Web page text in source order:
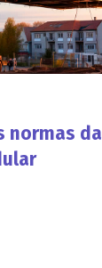
normas da